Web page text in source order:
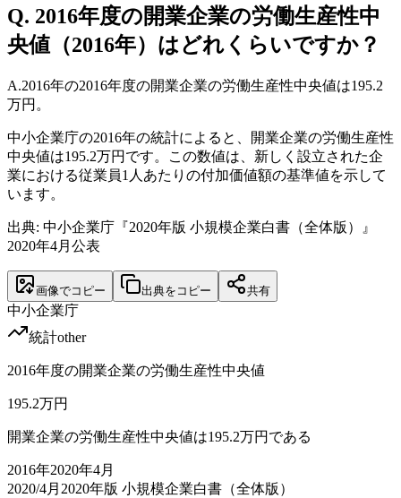
Q. 2016年度の開業企業の労働生産性中
央値（2016年）はどれくらいですか？
A.2016年の2016年度の開業企業の労働生産性中央値は195.2
万円。
中小企業庁の2016年の統計によると、開業企業の労働生産性
中央値は195.2万円です。この数値は、新しく設立された企
業における従業員1人あたりの付加価値額の基準値を示して
います。
出典: 中小企業庁『2020年版 小規模企業白書（全体版）』
2020年4月公表
画像でコピー 出典をコピー 共有
中小企業庁
統計other
2016年度の開業企業の労働生産性中央値
195.2万円
開業企業の労働生産性中央値は195.2万円である
2016年2020年4月
2020/4月 2020年版 小規模企業白書（全体版）